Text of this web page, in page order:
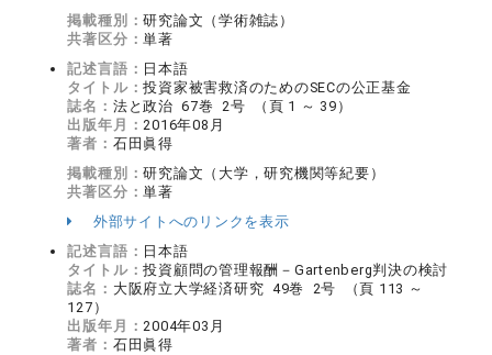
掲載種別：研究論文（学術雑誌）
共著区分：単著
記述言語： 日本語
タイトル：投資家被害救済のためのSECの公正基金
誌名： 法と政治 67巻 2号 （頁 1 ～ 39）
出版年月：2016年08月
著者： 石田眞得
掲載種別：研究論文（大学，研究機関等紀要）
共著区分：単著
外部サイトへのリンクを表示
記述言語： 日本語
タイトル：投資顧問の管理報酬－Gartenberg判決の検討
誌名： 大阪府立大学経済研究 49巻 2号 （頁 113 ～
127）
出版年月：2004年03月
著者： 石田眞得